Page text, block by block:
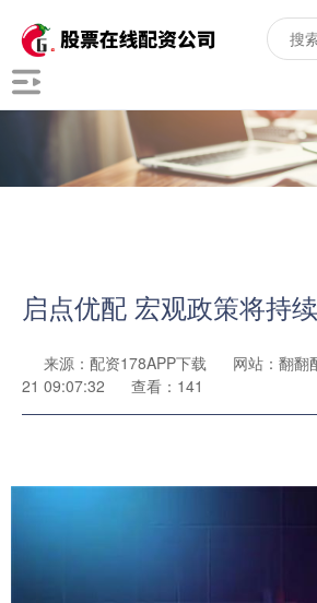
启点优配 宏观政策将持
来源：配资178APP下载 网站：翻翻
21 09:07:32
查看：141